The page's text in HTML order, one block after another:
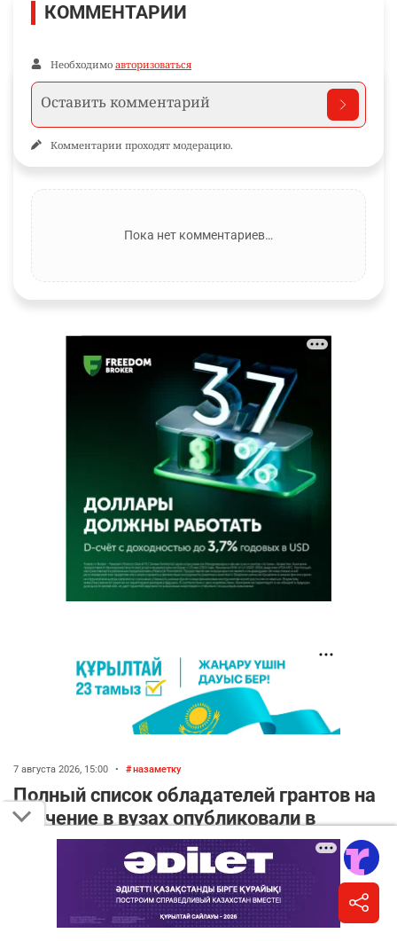
КОММЕНТАРИИ
Необходимо авторизоваться
Комментарии проходят модерацию.
Пока нет комментариев…
7 августа 2026, 15:00 • назаметку
Полный список обладателей грантов на
обучение в вузах опубликовали в
Казахстане
Написать автору